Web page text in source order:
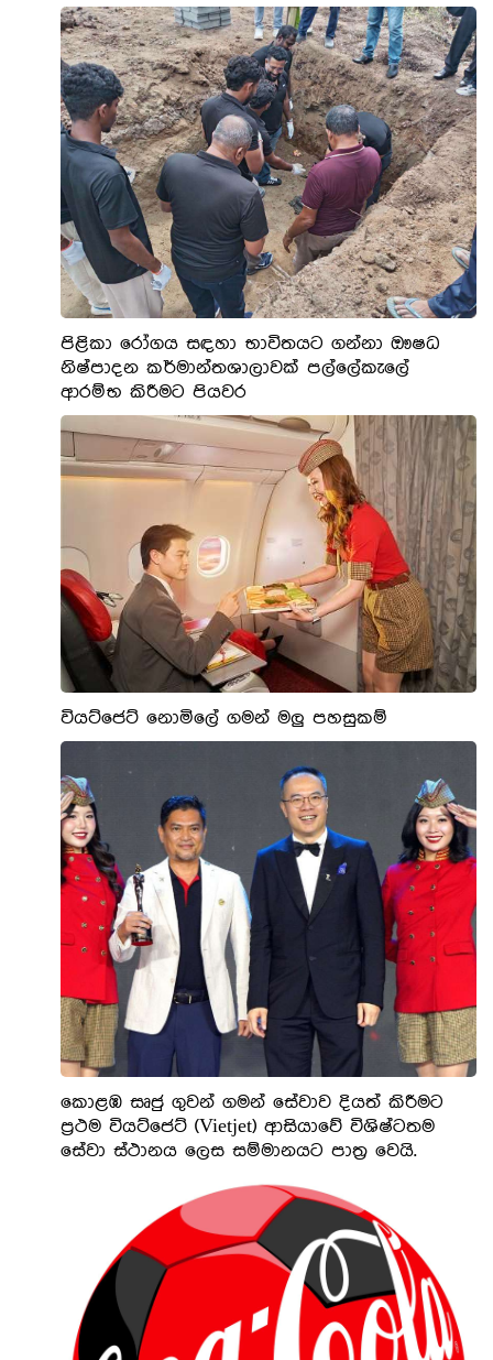
පිළිකා රෝගය සඳහා භාවිතයට ගන්නා ඖෂධ
නිෂ්පාදන කර්මාන්තශාලාවක් පල්ලේකැලේ
ආරම්භ කිරීමට පියවර
වියට්ජෙට් නොමිලේ ගමන් මලු පහසුකම්
කොළඹ සෘජු ගුවන් ගමන් සේවාව දියත් කිරීමට
ප්‍රථම වියට්ජෙට් (Vietjet) ආසියාවේ විශිෂ්ටතම
සේවා ස්ථානය ලෙස සම්මානයට පාත්‍ර වෙයි.